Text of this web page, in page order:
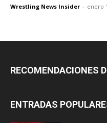
Wrestling News Insider - enero
RECOMENDACIONES
ENTRADAS